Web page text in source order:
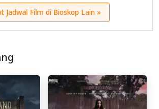
Jadwal Film di Bioskop Lain »